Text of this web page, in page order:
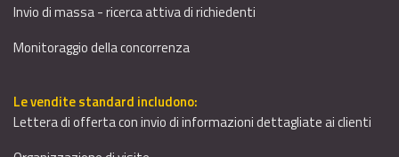
Invio di massa - ricerca attiva di richiedenti
Monitoraggio della concorrenza
Le vendite standard includono:
Lettera di offerta con invio di informazioni dettagliate ai clienti